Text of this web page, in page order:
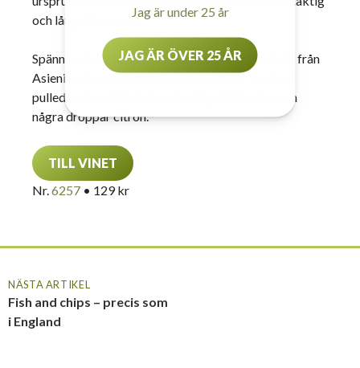
och lång eftersmak.
Spännande vitt vin som kan kombineras med allt från
Asieninspirerat till klassiskt heta rätter. Testa en
pulled pork i pitabröd med syrlig vitlöksröra och
några droppar citron.
TILL VINET
Nr.6257 • 129 kr
NÄSTA ARTIKEL
Fish and chips – precis som
i England
Jag är under 25 år
JAG ÄR ÖVER 25 ÅR